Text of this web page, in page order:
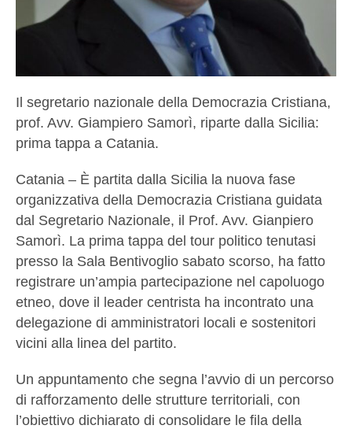
Il segretario nazionale della Democrazia Cristiana,
prof. Avv. Giampiero Samorì, riparte dalla Sicilia:
prima tappa a Catania.
Catania – È partita dalla Sicilia la nuova fase
organizzativa della Democrazia Cristiana guidata
dal Segretario Nazionale, il Prof. Avv. Gianpiero
Samorì. La prima tappa del tour politico tenutasi
presso la Sala Bentivoglio sabato scorso, ha fatto
registrare un’ampia partecipazione nel capoluogo
etneo, dove il leader centrista ha incontrato una
delegazione di amministratori locali e sostenitori
vicini alla linea del partito.
Un appuntamento che segna l’avvio di un percorso
di rafforzamento delle strutture territoriali, con
l’obiettivo dichiarato di consolidare le fila della